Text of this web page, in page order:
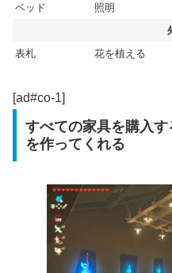
ベッド
照明
表札
花を植える
[ad#co-1]
すべての家具を購入
を作ってくれる